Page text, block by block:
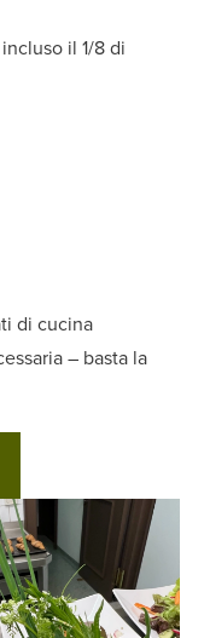
il 1/8 di
di cucina
– basta la